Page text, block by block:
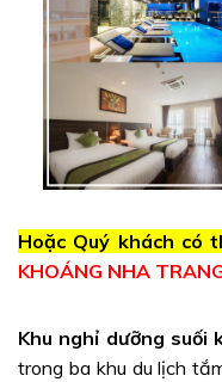
Hoặc Quý khách có
KHOÁNG NHA
Khu nghỉ dưỡng
trong ba khu du lịch